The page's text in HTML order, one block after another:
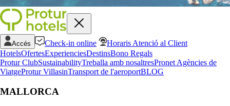
Accés Check-in online
Horaris Atenció al Client
HotelsOfertesExperienciesDestinsBono Regals
Protur ClubSustainabilityTreballa amb nosaltresPronet Agències de
ViatgeProtur VillasinTransport de l'aeroportBLOG
MALLORCA